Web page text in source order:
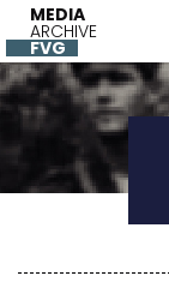
MEDIA
ARCHIVE
FVG